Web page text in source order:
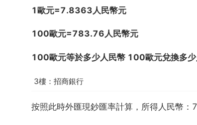
1歐元=7.8363人民幣元
100歐元=783.76人民幣元
100歐元等於多少人民幣 100歐元兌換多
3樓：招商銀行
按照此時外匯現鈔匯率計算，所得人民幣